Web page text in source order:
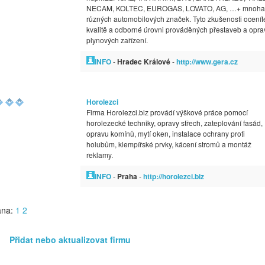
NECAM, KOLTEC, EUROGAS, LOVATO, AG, …+ mnoha
různých automobilových značek. Tyto zkušenosti
kvalitě a odborné úrovni prováděných přestaveb a
plynových zařízení.
INFO-Hradec Králové-http://www.gera.cz
Horolezci
Firma Horolezci.biz provádí výškové práce pomocí
horolezecké techniky, opravy střech, zateplování fasád,
opravu komínů, mytí oken, instalace ochrany proti
holubům, klempířské prvky, kácení stromů a montáž
reklamy.
INFO- Praha-http://horolezci.biz
1 2
Přidat nebo aktualizovat firmu